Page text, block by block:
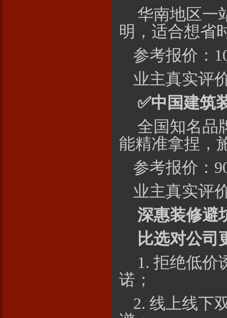
华南地区一
明，适合想省
参考报价：
业主真实评
✅中国建筑
全国知名品
能精准拿捏，
参考报价：
业主真实评
深惠装修避
比选对公司
1. 拒绝低价
诺；
2. 线上线下